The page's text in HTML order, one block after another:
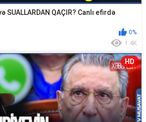
SUALLARDAN QAÇIR? Canlı efirdə
0%
1.4K
HD